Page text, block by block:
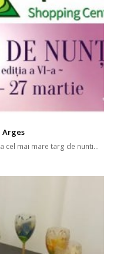
Arges
cel mai mare targ de nunti…